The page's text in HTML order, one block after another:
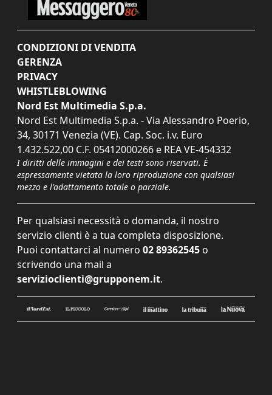
CONDIZIONI DI VENDITA
GERENZA
PRIVACY
WHISTLEBLOWING
Nord Est Multimedia S.p.a.
Nord Est Multimedia S.p.a. - Via Alessandro Poerio,
34, 30171 Venezia (VE). Cap. Soc. i.v. Euro
1.432.522,00 C.F. 05412000266 e REA VE-454332
I diritti delle immagini e dei testi sono riservati. È
espressamente vietata la loro riproduzione con qualsiasi
mezzo e l'adattamento totale o parziale.
Per qualsiasi necessità o domanda, il nostro
servizio clienti è a tua completa disposizione.
Puoi contattarci al numero 02 89362545 o
scrivendo una mail a
servizioclienti@grupponem.it.